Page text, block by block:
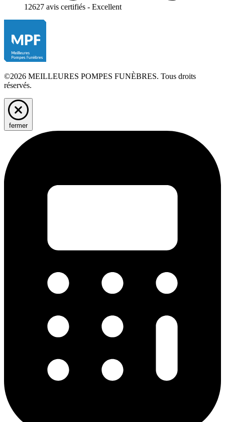
12627 avis certifiés - Excellent
©2026 MEILLEURES POMPES FUNÈBRES. Tous droits
réservés.
fermer